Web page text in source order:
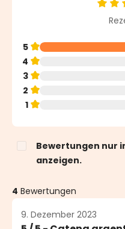
Durchschnittliche
5
4
3
2
1
Bewertungen nur
anzeigen.
4 Bewertungen
9. Dezember 2023